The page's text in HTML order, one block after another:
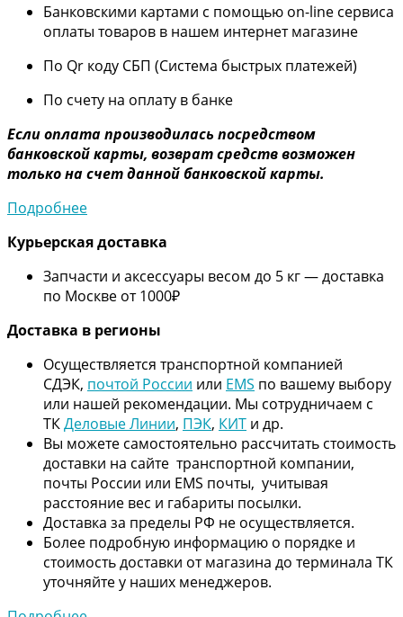
Банковскими картами с помощью on-line сервиса
оплаты товаров в нашем интернет магазине
По Qr коду СБП (Система быстрых платежей)
По счету на оплату в банке
Если оплата производилась посредством
банковской карты, возврат средств возможен
только на счет данной банковской карты.
Подробнее
Курьерская доставка
Запчасти и аксессуары весом до 5 кг — доставка
по Москве от 1000₽
Доставка в регионы
Осуществляется транспортной компанией
СДЭК, почтой России или EMS по вашему выбору
или нашей рекомендации. Мы сотрудничаем с
ТКДеловые Линии, ПЭК, КИТ и др.
Вы можете самостоятельно рассчитать стоимость
доставки на сайте транспортной компании,
почты России или EMS почты, учитывая
расстояние вес и габариты посылки.
Доставка за пределы РФ не осуществляется.
Более подробную информацию о порядке и
стоимость доставки от магазина до терминала ТК
уточняйте у наших менеджеров.